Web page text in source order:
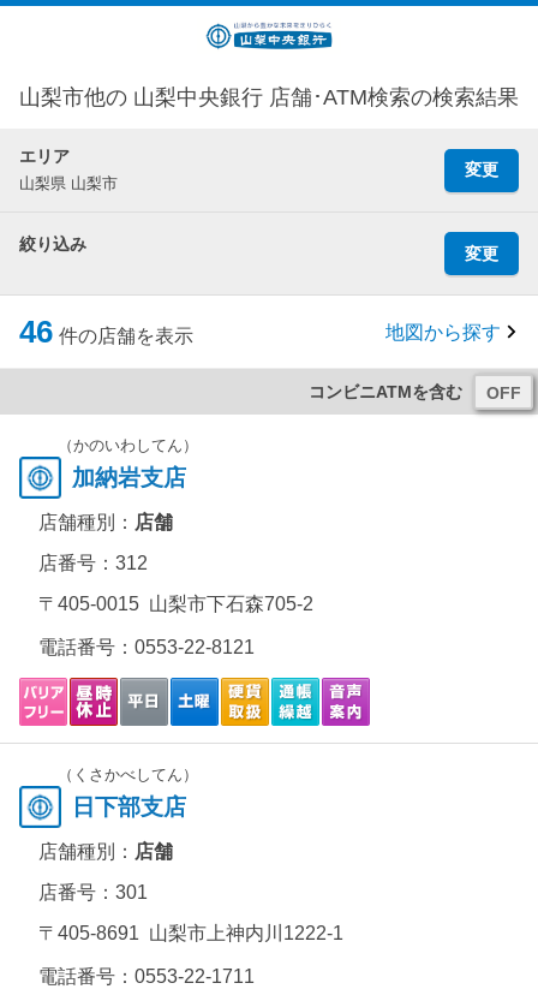
山梨市他の 山梨中央銀行 店舗･ATM検索の検索結果
エリア
山梨県 山梨市
変更
絞り込み 変更
46 件の店舗を表示 地図から探す
コンビニATMを含む
（かのいわしてん）
加納岩支店
店舗種別： 店舗
店番号：312
〒405-0015 山梨市下石森705-2
電話番号： 0553-22-8121
（くさかべしてん）
日下部支店
店舗種別： 店舗
店番号：301
〒405-8691 山梨市上神内川1222-1
電話番号： 0553-22-1711